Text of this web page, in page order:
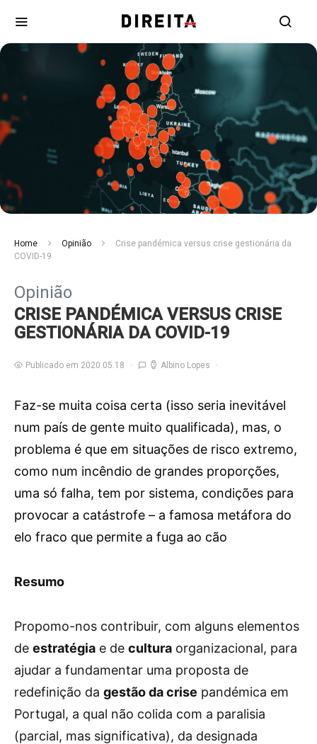
Home Opinião
Crise pandémica versus crise gestionária da
COVID-19
Opinião
CRISE PANDÉMICA VERSUS CRISE
GESTIONÁRIA DA COVID-19
Publicado em 2020.05.18 Albino Lopes
Faz-se muita coisa certa (isso seria inevitável
num país de gente muito qualificada), mas, o
problema é que em situações de risco extremo,
como num incêndio de grandes proporções,
uma só falha, tem por sistema, condições para
provocar a catástrofe – a famosa metáfora do
elo fraco que permite a fuga ao cão
Resumo
Propomo-nos contribuir, com alguns elementos
de estratégia e de cultura organizacional, para
ajudar a fundamentar uma proposta de
redefinição da gestão da crise pandémica em
Portugal, a qual não colida com a paralisia
(parcial, mas significativa), da designada